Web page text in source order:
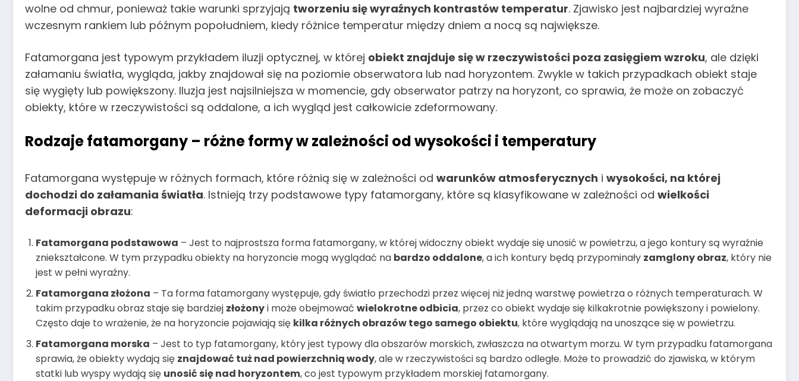
wolne od chmur, ponieważ takie warunki sprzyjają tworzeniu się wyraźnych kontrastów temperatur. Zjawisko jest najbardziej wyraźne
wczesnym rankiem lub późnym popołudniem, kiedy różnice temperatur między dniem a nocą są największe.
Fatamorgana jest typowym przykładem iluzji optycznej, w której obiekt znajduje się w rzeczywistości poza zasięgiem wzroku, ale dzięki
załamaniu światła, wygląda, jakby znajdował się na poziomie obserwatora lub nad horyzontem. Zwykle w takich przypadkach obiekt staje
się wygięty lub powiększony. Iluzja jest najsilniejsza w momencie, gdy obserwator patrzy na horyzont, co sprawia, że może on zobaczyć
obiekty, które w rzeczywistości są oddalone, a ich wygląd jest całkowicie zdeformowany.
Rodzaje fatamorgany – różne formy w zależności od wysokości i temperatury
Fatamorgana występuje w różnych formach, które różnią się w zależności od warunków atmosferycznych i wysokości, na której
dochodzi do załamania światła. Istnieją trzy podstawowe typy fatamorgany, które są klasyfikowane w zależności od wielkości
deformacji obrazu:
Fatamorgana podstawowa – Jest to najprostsza forma fatamorgany, w której widoczny obiekt wydaje się unosić w powietrzu, a jego kontury są wyraźnie
zniekształcone. W tym przypadku obiekty na horyzoncie mogą wyglądać na bardzo oddalone, a ich kontury będą przypominały zamglony obraz, który nie
jest w pełni wyraźny.
Fatamorgana złożona – Ta forma fatamorgany występuje, gdy światło przechodzi przez więcej niż jedną warstwę powietrza o różnych temperaturach. W
takim przypadku obraz staje się bardziej złożonyi może obejmować wielokrotne odbicia, przez co obiekt wydaje się kilkakrotnie powiększony i powielony.
Często daje to wrażenie, że na horyzoncie pojawiają się kilka różnych obrazów tego samego obiektu, które wyglądają na unoszące się w powietrzu.
Fatamorgana morska – Jest to typ fatamorgany, który jest typowy dla obszarów morskich, zwłaszcza na otwartym morzu. W tym przypadku fatamorgana
sprawia, że obiekty wydają się znajdować tuż nad powierzchnią wody, ale w rzeczywistości są bardzo odległe. Może to prowadzić do zjawiska, w którym
statki lub wyspy wydają się unosić się nad horyzontem, co jest typowym przykładem morskiej fatamorgany.